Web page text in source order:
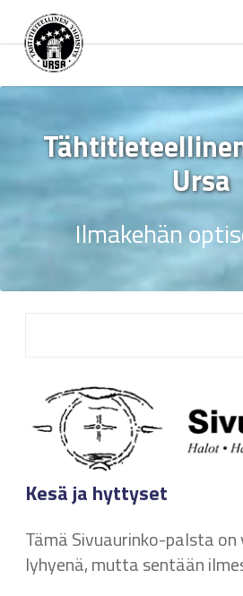
Ursa
Ilmakehän
Kesä ja hyttyset
Tämä Sivuaurinko-palsta
lyhyenä, mutta sentään